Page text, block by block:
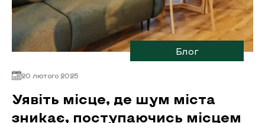
Блог
20 лютого 2025
Уявіть місце, де шум міста
зникає, поступаючись місцем